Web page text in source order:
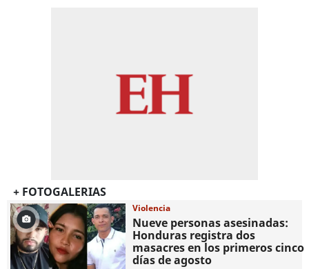
+ FOTOGALERIAS
Violencia
Nueve personas asesinadas:
Honduras registra dos
masacres en los primeros cinco
días de agosto